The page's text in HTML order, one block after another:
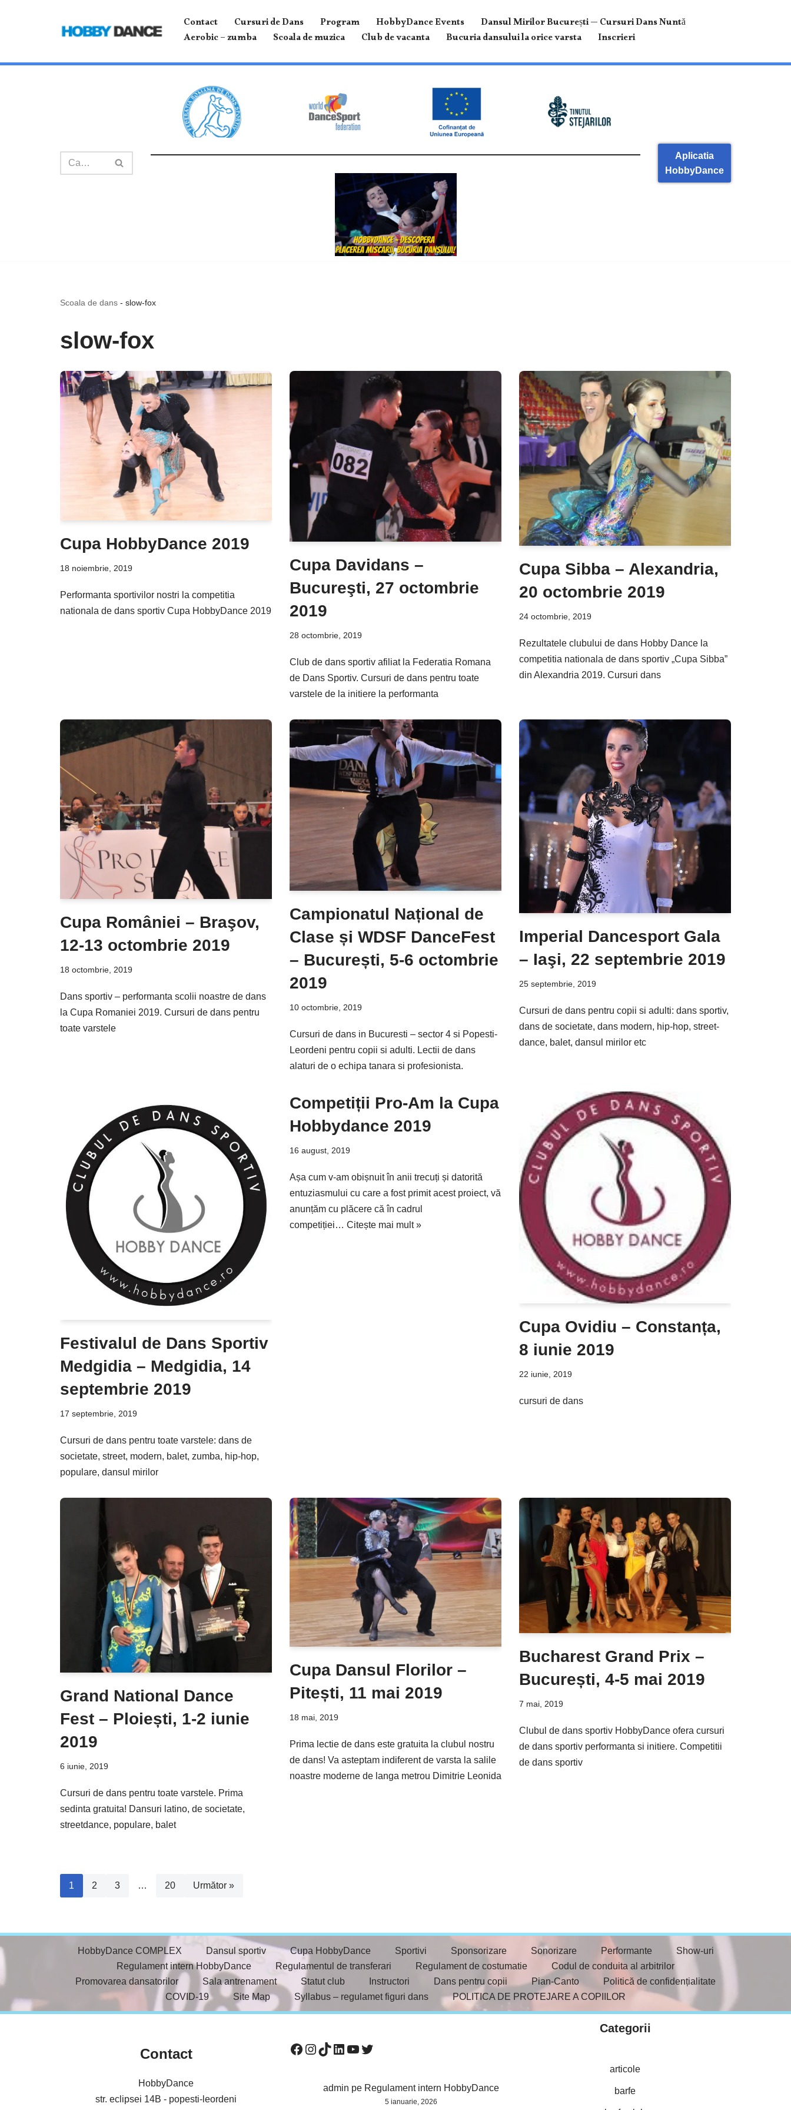
conținut
Contact Cursuri de Dans Program HobbyDance Events
Dansul Mirilor București — Cursuri Dans Nuntă
Aerobic – zumba
Scoala de muzica Club de vacanta Bucuria dansului la orice varsta Inscrieri
Aplicatia
HobbyDance
Scoala de dans - slow-fox
slow-fox
Cupa HobbyDance 2019
18 noiembrie, 2019
Performanta sportivilor nostri la competitia
nationala de dans sportiv Cupa HobbyDance 2019
Cupa Davidans –
Bucureşti, 27 octombrie
2019
28 octombrie, 2019
Club de dans sportiv afiliat la Federatia Romana
de Dans Sportiv. Cursuri de dans pentru toate
varstele de la initiere la performanta
Cupa Sibba – Alexandria,
20 octombrie 2019
24 octombrie, 2019
Rezultatele clubului de dans Hobby Dance la
competitia nationala de dans sportiv „Cupa Sibba”
din Alexandria 2019. Cursuri dans
Cupa României – Braşov,
12-13 octombrie 2019
18 octombrie, 2019
Dans sportiv – performanta scolii noastre de dans
la Cupa Romaniei 2019. Cursuri de dans pentru
toate varstele
Campionatul Național de
Clase și WDSF DanceFest
– București, 5-6 octombrie
2019
10 octombrie, 2019
Cursuri de dans in Bucuresti – sector 4 si Popesti-
Leordeni pentru copii si adulti. Lectii de dans
alaturi de o echipa tanara si profesionista.
Imperial Dancesport Gala
– Iaşi, 22 septembrie 2019
25 septembrie, 2019
Cursuri de dans pentru copii si adulti: dans sportiv,
dans de societate, dans modern, hip-hop, street-
dance, balet, dansul mirilor etc
Festivalul de Dans Sportiv
Medgidia – Medgidia, 14
septembrie 2019
17 septembrie, 2019
Cursuri de dans pentru toate varstele: dans de
societate, street, modern, balet, zumba, hip-hop,
populare, dansul mirilor
Competiții Pro-Am la Cupa
Hobbydance 2019
16 august, 2019
Așa cum v-am obișnuit în anii trecuți și datorită
entuziasmului cu care a fost primit acest proiect, vă
anunțăm cu plăcere că în cadrul
competiției… Citește mai mult »
Cupa Ovidiu – Constanța,
8 iunie 2019
22 iunie, 2019
cursuri de dans
Grand National Dance
Fest – Ploiești, 1-2 iunie
2019
6 iunie, 2019
Cursuri de dans pentru toate varstele. Prima
sedinta gratuita! Dansuri latino, de societate,
streetdance, populare, balet
Cupa Dansul Florilor –
Pitești, 11 mai 2019
18 mai, 2019
Prima lectie de dans este gratuita la clubul nostru
de dans! Va asteptam indiferent de varsta la salile
noastre moderne de langa metrou Dimitrie Leonida
Bucharest Grand Prix –
București, 4-5 mai 2019
7 mai, 2019
Clubul de dans sportiv HobbyDance ofera cursuri
de dans sportiv performanta si initiere. Competitii
de dans sportiv
1 2 3 … 20 Următor »
HobbyDance COMPLEX Dansul sportiv Cupa HobbyDance Sportivi Sponsorizare Sonorizare Performante
Show-uri
Regulament intern HobbyDance
Regulamentul de transferari Regulament de costumatie
Codul de conduita al arbitrilor
Promovarea dansatorilor
Sala antrenament Statut club Instructori Dans pentru copii Pian-Canto
Politică de confidențialitate
COVID-19
Site Map Syllabus – regulamet figuri dans POLITICA DE PROTEJARE A COPIILOR
Contact
HobbyDance
str. eclipsei 14B - popesti-leordeni
admin pe Regulament intern HobbyDance
5 ianuarie, 2026
Categorii
articole
barfe